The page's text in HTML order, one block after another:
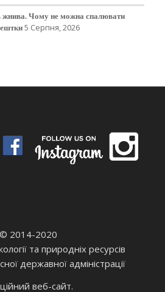
Чому не можна спалювати
5 Серпня, 2026
© 2014-2020
та природніх ресурсів
державної адміністрації
веб-сайт.